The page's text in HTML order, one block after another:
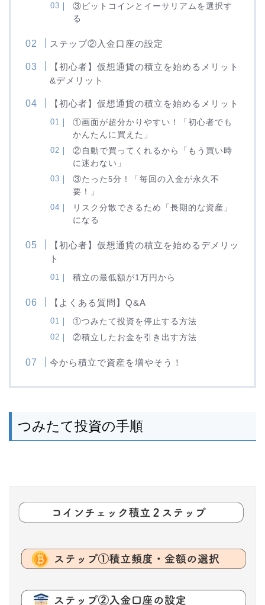
③ビットコインとイーサリアムを選択す
る
ステップ②入金口座の設定
【初心者】仮想通貨の積立を始めるメリット
&デメリット
【初心者】仮想通貨の積立を始めるメリット
①画面が超分かりやすい！「初心者でも
かんたんに買えた」
②自動で買ってくれるから「もう買い時
に迷わない」
③たった 5分！「毎回の入金が永久不
要！」
リスク分散できるため「長期的な資産」
になる
【初心者】仮想通貨の積立を始めるデメリッ
ト
積立の最低額が1万円から
【よくある質問】Q&A
①つみたて投資を停止する方法
②積立したお金を引き出す方法
今から積立で資産を増やそう！
つみたて投資の手順